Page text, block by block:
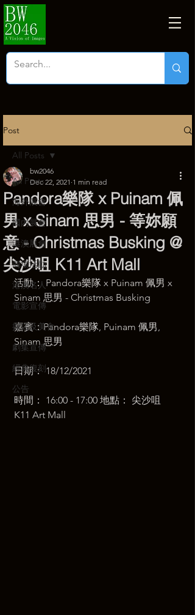
Post
All Posts
海外展會
國內展會
港澳展會
商塲活動
港澳名人
電影宣傳
探店及美食
劇集宣傳
經典復刻
公告
All Posts
Pandora樂隊 x Puinam 佩
男 x Sinam 思男 - 等妳願
意 - Christmas Busking @
尖沙咀 K11 Art Mall
bw2046
Dec 22, 2021 1 min read
活動： Pandora樂隊 x Puinam 佩男 x
Sinam 思男 - Christmas Busking
嘉賓：Pandora樂隊, Puinam 佩男,
Sinam 思男
日期： 18/12/2021
時間： 16:00 - 17:00 地點： 尖沙咀
K11 Art Mall